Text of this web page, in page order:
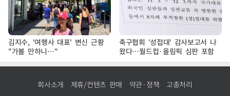
김지수, '여행사 대표' 변신 근황
"가볼 만하니…"
축구협회 '성접대' 감사보고서 나
왔다…월드컵·올림픽 심판 포함
회사소개 제휴/컨텐츠 판매 약관·정책 고충처리